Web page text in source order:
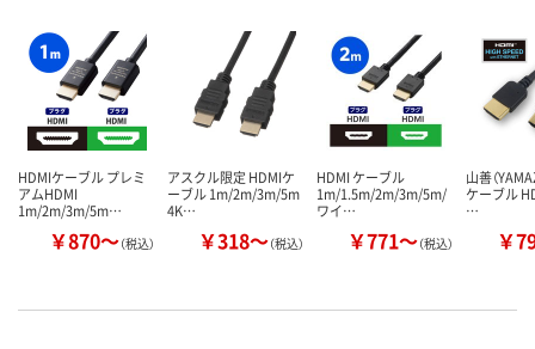
HDMIケーブル プレミ
アムHDMI
1m/2m/3m/5m…
￥870～（税込）
アスクル限定 HDMIケ
ーブル 1m/2m/3m/5m
4K…
￥318～（税込）
HDMI ケーブル
1m/1.5m/2m/3m/5m/
ワイ…
￥771～（税込）
山善（
ケーブル
…
￥